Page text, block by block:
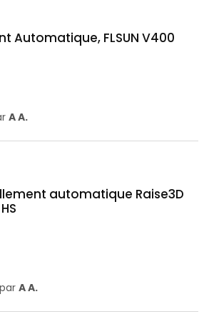
Automatique, FLSUN V400
A A.
automatique Raise3D
A A.